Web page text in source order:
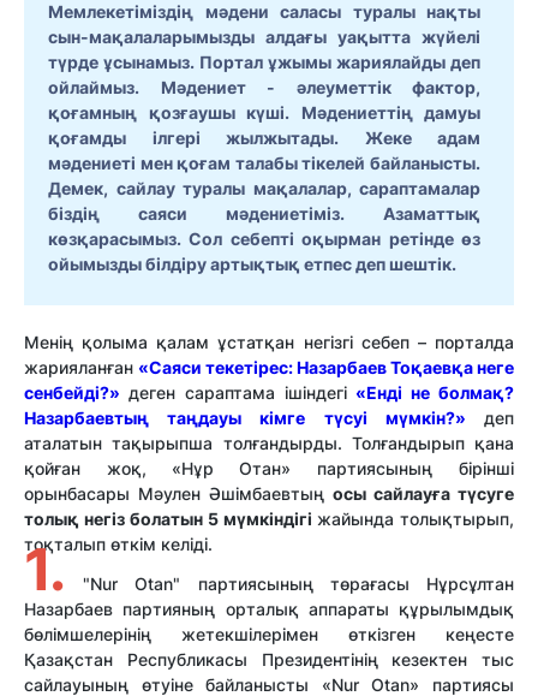
Мемлекетіміздің мәдени саласы туралы нақты
сын-мақалаларымызды алдағы уақытта жүйелі
түрде ұсынамыз. Портал ұжымы жариялайды деп
ойлаймыз. Мәдениет - әлеуметтік фактор,
қоғамның қозғаушы күші. Мәдениеттің дамуы
қоғамды ілгері жылжытады. Жеке адам
мәдениеті мен қоғам талабы тікелей байланысты.
Демек, сайлау туралы мақалалар, сараптамалар
біздің саяси мәдениетіміз. Азаматтық
көзқарасымыз. Сол себепті оқырман ретінде өз
ойымызды білдіру артықтық етпес деп шештік.
Менің қолыма қалам ұстатқан негізгі себеп – порталда
жарияланған «Саяси текетірес: Назарбаев Тоқаевқа неге
сенбейді?» деген сараптама ішіндегі «Енді не болмақ?
Назарбаевтың таңдауы кімге түсуі мүмкін?» деп
аталатын тақырыпша толғандырды. Толғандырып қана
қойған жоқ,
«Нұр Отан» партиясының бірінші
орынбасары Мәулен Әшімбаевтың осы сайлауға түсуге
толық негіз болатын 5 мүмкіндігі жайында толықтырып,
тоқталып өткім келіді.
1. "Nur Otan" партиясының төрағасы Нұрсұлтан
Назарбаев партияның орталық аппараты құрылымдық
бөлімшелерінің жетекшілерімен өткізген кеңесте
Қазақстан Республикасы Президентінің кезектен тыс
сайлауының өтуіне байланысты «Nur Otan» партиясы